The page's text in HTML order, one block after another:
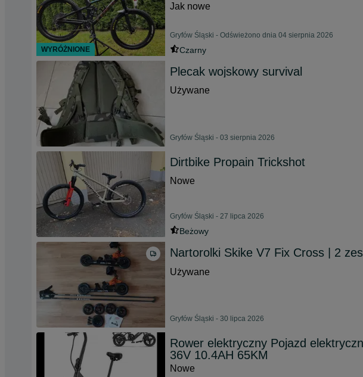
Jak nowe
Gryfów Śląski - Odświeżono dnia 04 sierpnia 2026
Czarny
Plecak wojskowy survival
Używane
Gryfów Śląski - 03 sierpnia 2026
Dirtbike Propain Trickshot
Nowe
Gryfów Śląski - 27 lipca 2026
Beżowy
Nartorolki Skike V7 Fix Cross | 2
Używane
Gryfów Śląski - 30 lipca 2026
Rower elektryczny Pojazd
36V 10.4AH 65KM
Nowe
WYRÓŻNIONE